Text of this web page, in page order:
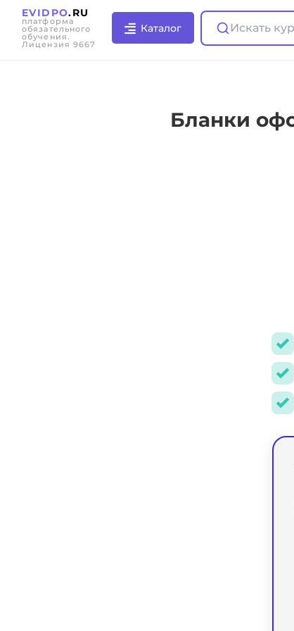
EVIDPO.RU
платформа
обязательного
обучения.
Лицензия 9667
Каталог Искать
Бланки